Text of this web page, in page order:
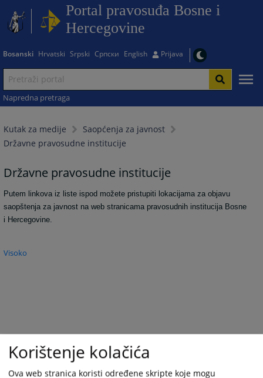
Portal pravosuđa Bosne i
Hercegovine
Bosanski Hrvatski Srpski Српски English Prijava
Napredna pretraga
Kutak za medije
Saopćenja za javnost
Državne pravosudne institucije
Državne pravosudne institucije
Putem linkova iz liste ispod možete pristupiti lokacijama za objavu
saopštenja za javnost na web stranicama pravosudnih institucija Bosne
i Hercegovine.
Visoko
Napomena:ovom listom nisu obuhvaćene institucije koje nemaju
razvijene web stranice u okviru pravosudnog web portala.
Korištenje kolačića
Ova web stranica koristi određene skripte koje mogu